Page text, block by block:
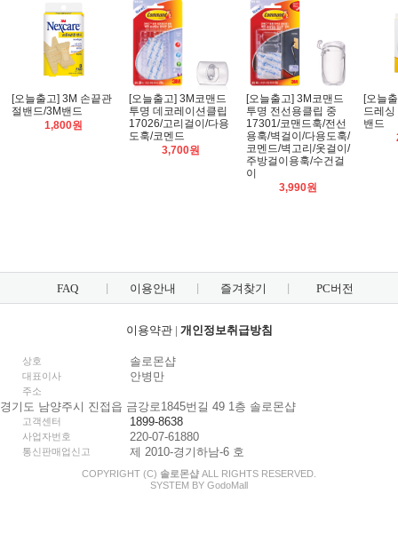
[오늘출고] 3M 손끝관
절밴드/3M밴드
1,800원
[오늘출고] 3M코맨드
투명 데코레이션클립
17026/고리걸이/다용
도훅/코멘드
3,700원
[오늘출고] 3M코맨드
투명 전선용클립 중
17301/코맨드훅/전선
용훅/벽걸이/다용도훅/
코멘드/벽고리/옷걸이/
주방걸이용훅/수건걸
이
3,990원
[오늘
드레
밴드
FAQ 이용안내 즐겨찾기 PC버전
이용약관| 개인정보취급방침
상호 솔로몬샵
대표이사 안병만
주소
경기도 남양주시 진접읍 금강로1845번길 49 1층 솔로몬샵
고객센터 1899-8638
사업자번호 220-07-61880
통신판매업신고 제 2010-경기하남-6 호
COPYRIGHT (C) 솔로몬샵 ALL RIGHTS RESERVED.
SYSTEM BY GodoMall